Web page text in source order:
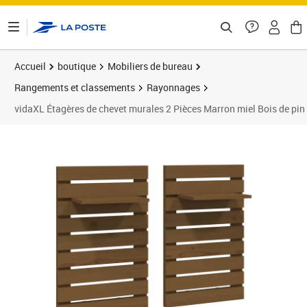
Accueil boutique
Mobiliers de bureau
Rangements et classements
Rayonnages
vidaXL Étagères de chevet murales 2 Pièces Marron miel Bois de